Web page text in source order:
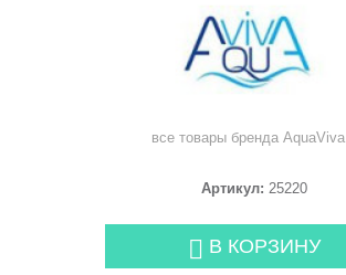
все товары бренда AquaViva
Артикул: 25220
В КОРЗИНУ